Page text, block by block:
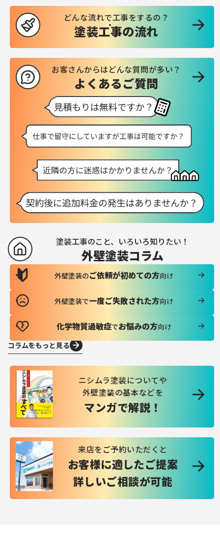
どんな流れで工事をするの？
塗装工事の流れ
お客さんからはどんな質問が多い？
よくあるご質問
塗装工事のこと、いろいろ知りたい！
外壁塗装コラム
外壁塗装のご依頼が初めての方向け
外壁塗装で一度ご失敗された方向け
化学物質過敏症でお悩みの方向け
コラムをもっと見る
ニシムラ塗装についてや
外壁塗装の基本などを
マンガで解説！
来店をご予約いただくと
お客様に適したご提案
詳しいご相談が可能